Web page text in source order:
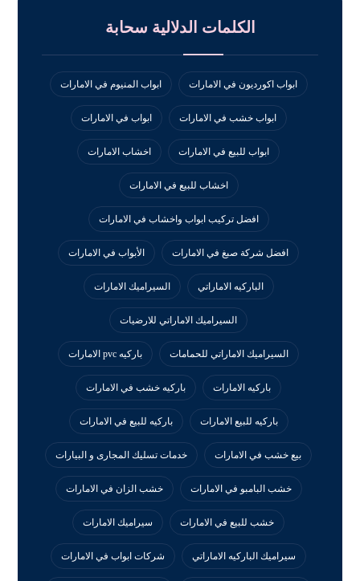
الكلمات الدلالية سحابة
ابواب اكورديون في الامارات ابواب المنيوم في الامارات
ابواب خشب في الامارات ابواب في الامارات
ابواب للبيع في الامارات اخشاب الامارات
اخشاب للبيع في الامارات
افضل تركيب ابواب واخشاب في الامارات
افضل شركة صبغ في الامارات الأبواب في الامارات
الباركيه الاماراتي السيراميك الامارات
السيراميك الاماراتي للارضيات
السيراميك الاماراتي للحمامات باركيه pvc الامارات
باركيه الامارات باركيه خشب في الامارات
باركيه للبيع الامارات باركيه للبيع في الامارات
بيع خشب في الامارات خدمات تسليك المجارى و البيارات
خشب البامبو في الامارات خشب الزان في الامارات
خشب للبيع في الامارات سيراميك الامارات
سيراميك الباركيه الاماراتي شركات ابواب في الامارات